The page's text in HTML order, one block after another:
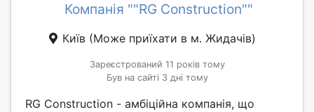
Компанія ""RG Construction""
Київ (Може приїхати в м. Жидачів)
Зареєстрований 11 років тому
Був на сайті 3 дні тому
RG Construction - амбіційна компанія, що